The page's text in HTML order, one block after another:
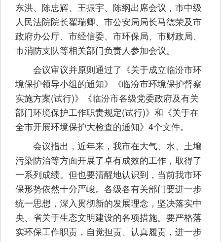
东洪、陈忠辉、王振宇、陈纲出席会议，市中级
人民法院院长翟瑞卿、市公安局局长马德荣及市
政府办公厅、市经信委、市环保局、市财政局、
市消防支队等相关部门负责人参加会议。
会议审议并原则通过了《关于成立临汾市环
境保护领导小组的通知》《临汾市环境保护督察
实施方案(试行)》《临汾市各级党委政府及有关
部门环境保护工作职责规定(试行)》和《关于在
全市开展环境保护大检查的通知》4个文件。
会议指出，近年来，我市在大气、水、土壤
污染防治等方面开展了卓有成效的工作，取得了
一系列成绩。但也要清醒地认识到，当前我市环
保形势依然十分严峻。各级各有关部门要进一步
统一思想，深入贯彻新的发展理念，坚决落实中
央、省关于生态文明建设的各项措施。要严格落
实环保工作职责，自觉担责、认真履责，进一步